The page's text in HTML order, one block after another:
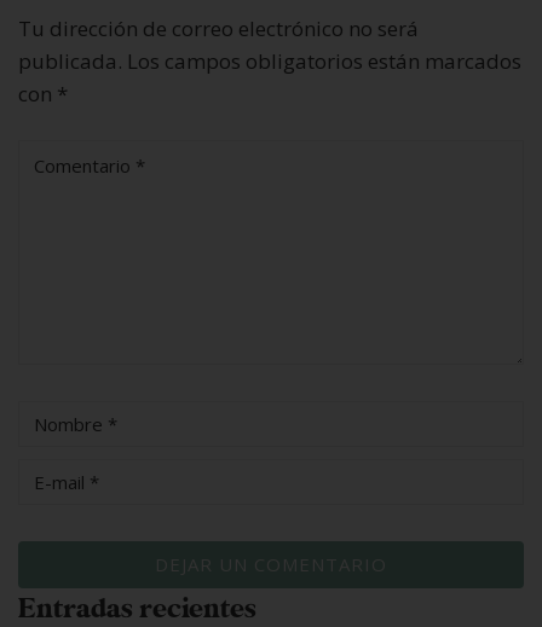
Tu dirección de correo electrónico no será
publicada. Los campos obligatorios están marcados
con *
Entradas recientes